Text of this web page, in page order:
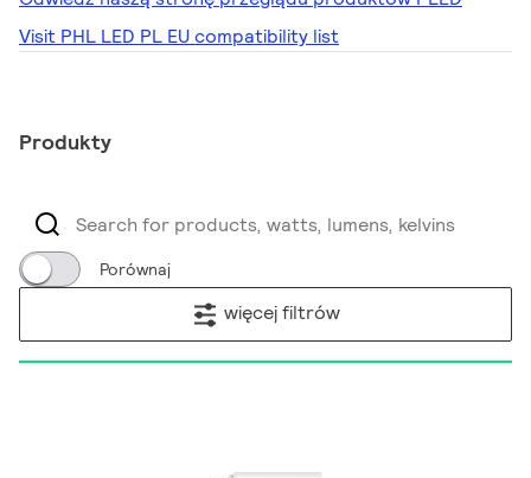
Visit PHL LED PL EU compatibility list
Produkty
Porównaj
więcej filtrów